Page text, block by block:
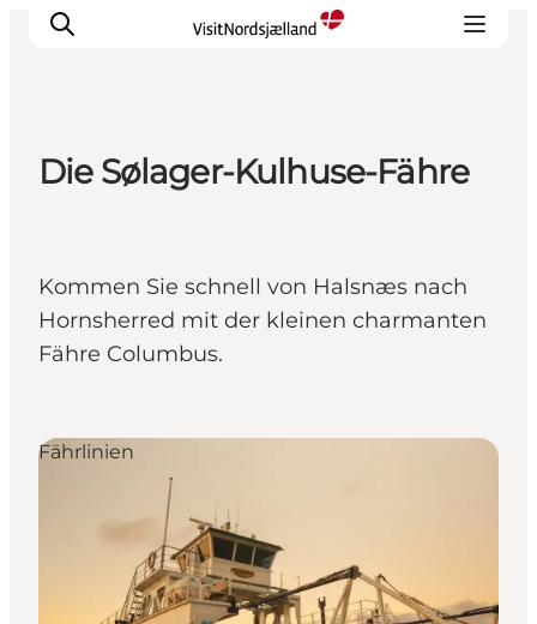
Geschmack
Unterkünfte
Städte
Die Sølager-Kulhuse-Fähre
Kommen Sie schnell von Halsnæs nach
Hornsherred mit der kleinen charmanten
Fähre Columbus.
Fährlinien